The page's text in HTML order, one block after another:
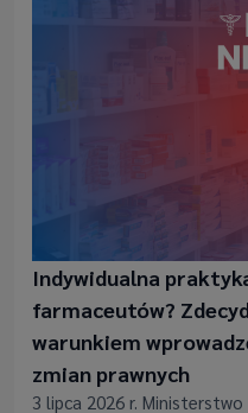
Indywidualna
farmaceutów?
warunkiem
zmian prawnych
3 lipca 2026 r.